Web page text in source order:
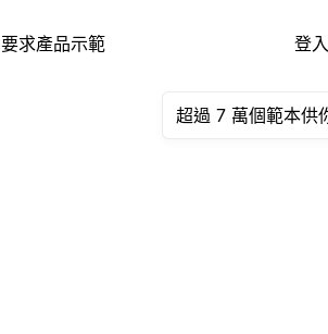
要求產品示範 登入